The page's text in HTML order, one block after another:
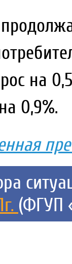
на
0,9%.
(ФГУП